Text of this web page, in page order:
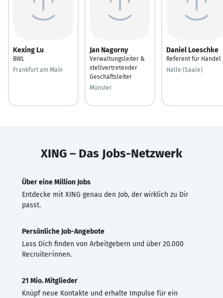
Kexing Lu
BWL
Frankfurt am Main
Jan Nagorny
Verwaltungsleiter &
stellvertretender
Geschäftsleiter
Münster
Daniel Loeschke
Referent für Handel
Halle (Saale)
XING – Das Jobs-Netzwerk
Über eine Million Jobs
Entdecke mit XING genau den Job, der wirklich zu Dir
passt.
Persönliche Job-Angebote
Lass Dich finden von Arbeitgebern und über 20.000
Recruiter·innen.
21 Mio. Mitglieder
Knüpf neue Kontakte und erhalte Impulse für ein